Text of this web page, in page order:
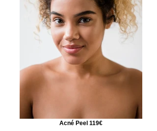
Acné Peel 119€